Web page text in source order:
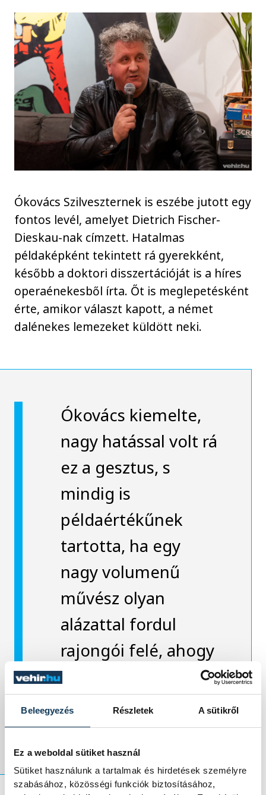
Beleegyezés Részletek A sütikről
Ez a weboldal sütiket használ
Sütiket használunk a tartalmak és hirdetések személyre
szabásához, közösségi funkciók biztosításához,
Ókovács Szilveszternek is eszébe jutott egy
fontos levél, amelyet Dietrich Fischer-
Dieskau-nak címzett. Hatalmas
példaképként tekintett rá gyerekként,
később a doktori disszertációját is a híres
operaénekesből írta. Őt is meglepetésként
érte, amikor választ kapott, a német
dalénekes lemezeket küldött neki.
Ókovács kiemelte,
nagy hatással volt rá
ez a gesztus, s
mindig is
példaértékűnek
tartotta, ha egy
nagy volumenű
művész olyan
alázattal fordul
rajongói felé, ahogy
a német
operaénekes is
tette.